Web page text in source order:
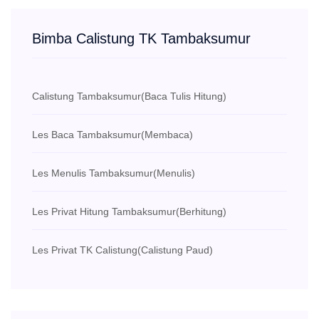
Bimba Calistung TK Tambaksumur
Calistung Tambaksumur(Baca Tulis Hitung)
Les Baca Tambaksumur(Membaca)
Les Menulis Tambaksumur(Menulis)
Les Privat Hitung Tambaksumur(Berhitung)
Les Privat TK Calistung(Calistung Paud)